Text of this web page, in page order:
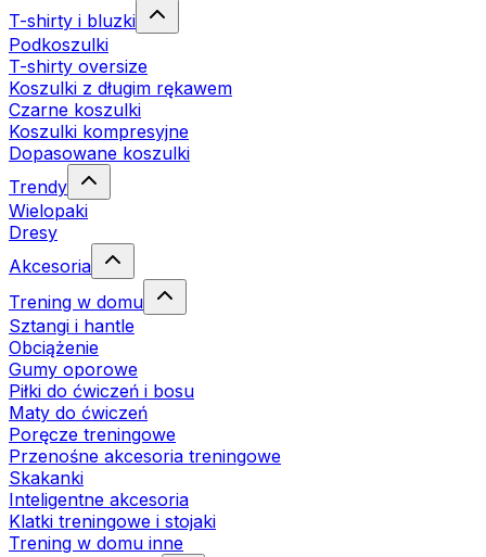
T-shirty i bluzki
Podkoszulki
T-shirty oversize
Koszulki z długim rękawem
Czarne koszulki
Koszulki kompresyjne
Dopasowane koszulki
Trendy
Wielopaki
Dresy
Akcesoria
Trening w domu
Sztangi i hantle
Obciążenie
Gumy oporowe
Piłki do ćwiczeń i bosu
Maty do ćwiczeń
Poręcze treningowe
Przenośne akcesoria treningowe
Skakanki
Inteligentne akcesoria
Klatki treningowe i stojaki
Trening w domu inne